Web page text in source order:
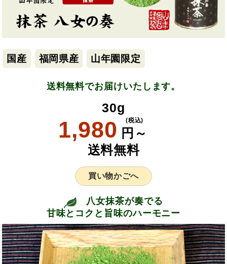
国産 福岡県産 山年園限定
送料無料でお届けいたします。
30g
1,980 円～
(税込)
送料無料
買い物かごへ
八女抹茶が奏でる
甘味とコクと旨味のハーモニー